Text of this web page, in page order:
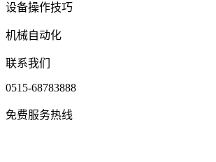
设备操作技巧
机械自动化
联系我们
0515-68783888
免费服务热线